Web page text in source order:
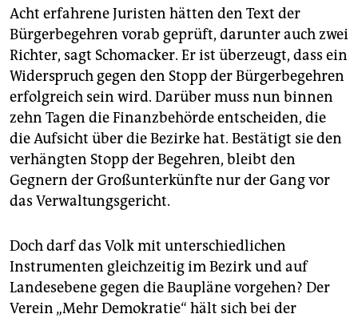
unterstützt werden.
Volksentscheid: Beim Volksentscheid stimmen die
wahlberechtigten BürgerInnen direkt über das
Anliegen eines Volksbegehrens ab. Sie können dabei
nur mit „Ja“ oder „Nein“ abstimmen.
Auf Bezirksebenekönnen analog Bürgerbegehren
und Bürgerentscheide durchgeführt werden. Sie
haben den Rang eines Beschlusses der
Bezirksversammlung und binden Senat und
Bürgerschaft nicht.
Acht erfahrene Juristen hätten den Text der
Bürgerbegehren vorab geprüft, darunter auch zwei
Richter, sagt Schomacker. Er ist überzeugt, dass ein
Widerspruch gegen den Stopp der Bürgerbegehren
erfolgreich sein wird. Darüber muss nun binnen
zehn Tagen die Finanzbehörde entscheiden, die
die Aufsicht über die Bezirke hat. Bestätigt sie den
verhängten Stopp der Begehren, bleibt den
Gegnern der Großunterkünfte nur der Gang vor
das Verwaltungsgericht.
Doch darf das Volk mit unterschiedlichen
Instrumenten gleichzeitig im Bezirk und auf
Landesebene gegen die Baupläne vorgehen? Der
Verein „Mehr Demokratie“ hält sich bei der